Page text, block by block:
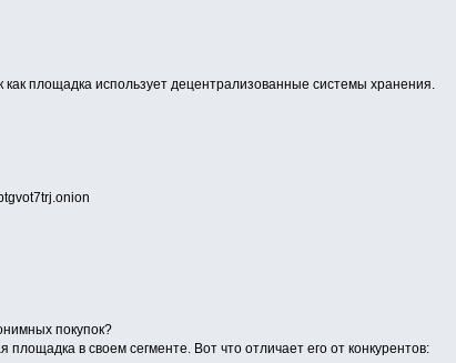
как площадка использует децентрализованные системы хранения.
покупок?
в своем сегменте. Вот что отличает его от конкурентов: